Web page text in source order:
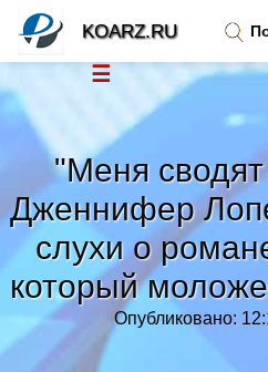
"Меня
Дженнифер
слухи о
который
Опубликовано:
KOARZ.RU
☰
Тренды новостей»
Рубрики»
Правила »